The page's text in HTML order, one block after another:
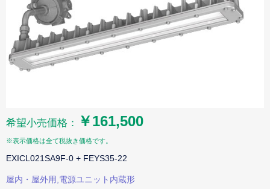
希望小売価格： ￥161,500
※表示価格は全て税抜き価格です。
EXICL021SA9F-0 + FEYS35-22
屋内・屋外用,電源ユニット内蔵形